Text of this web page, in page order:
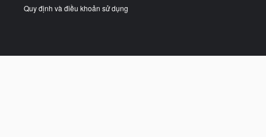
Quy định và điều khoản sử dụng